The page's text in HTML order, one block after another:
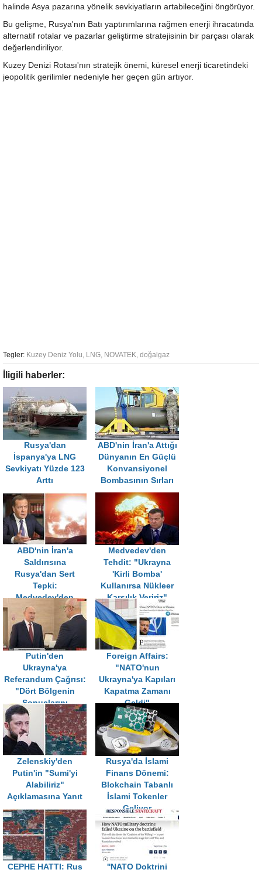
halinde Asya pazarına yönelik sevkiyatların artabileceğini öngörüyor.
Bu gelişme, Rusya'nın Batı yaptırımlarına rağmen enerji ihracatında
alternatif rotalar ve pazarlar geliştirme stratejisinin bir parçası olarak
değerlendiriliyor.
Kuzey Denizi Rotası'nın stratejik önemi, küresel enerji ticaretindeki
jeopolitik gerilimler nedeniyle her geçen gün artıyor.
Tegler: Kuzey Deniz Yolu LNG NOVATEK doğalgaz
İligili haberler:
Rusya'dan
İspanya'ya LNG
Sevkiyatı Yüzde 123
Arttı
ABD'nin İran'a Attığı
Dünyanın En Güçlü
Konvansiyonel
Bombasının Sırları
ABD'nin İran'a
Saldırısına
Rusya'dan Sert
Tepki:
Medvedev'den
Çarpıcı Uyarı
Medvedev'den
Tehdit: "Ukrayna
'Kirli Bomba'
Kullanırsa Nükleer
Karşılık Veririz"
Putin'den
Ukrayna'ya
Referandum Çağrısı:
"Dört Bölgenin
Sonuçlarını
Tanımalılar"
Foreign Affairs:
"NATO'nun
Ukrayna'ya Kapıları
Kapatma Zamanı
Geldi"
Zelenskiy'den
Putin'in "Sumi'yi
Alabiliriz"
Açıklamasına Yanıt
Rusya'da İslami
Finans Dönemi:
Blokchain Tabanlı
İslami Tokenler
Geliyor
CEPHE HATTI: Rus ''NATO Doktrini